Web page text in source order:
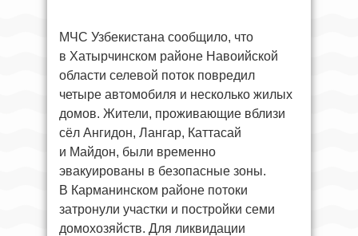
МЧС Узбекистана сообщило, что
в Хатырчинском районе Навоийской
области селевой поток повредил
четыре автомобиля и несколько жилых
домов. Жители, проживающие вблизи
сёл Ангидон, Лангар, Каттасай
и Майдон, были временно
эвакуированы в безопасные зоны.
В Карманинском районе потоки
затронули участки и постройки семи
домохозяйств. Для ликвидации